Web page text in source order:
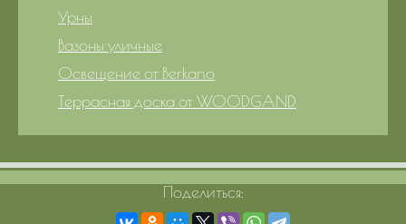
Урны
Вазоны уличные
Освещение от Berkano
Террасная доска от WOODGAND
Поделиться: